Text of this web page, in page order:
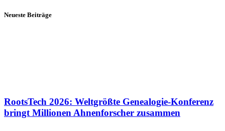
Neueste Beiträge
RootsTech 2026: Weltgrößte Genealogie-Konferenz
bringt Millionen Ahnenforscher zusammen